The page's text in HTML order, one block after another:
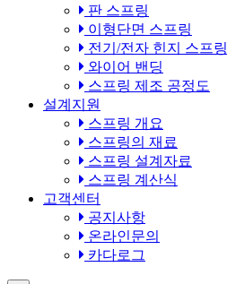
판 스프링
이형단면 스프링
전기/전자 힌지 스프링
와이어 밴딩
스프링 제조 공정도
설계지원
스프링 개요
스프링의 재료
스프링 설계자료
스프링 계산식
고객센터
공지사항
온라인문의
카다로그